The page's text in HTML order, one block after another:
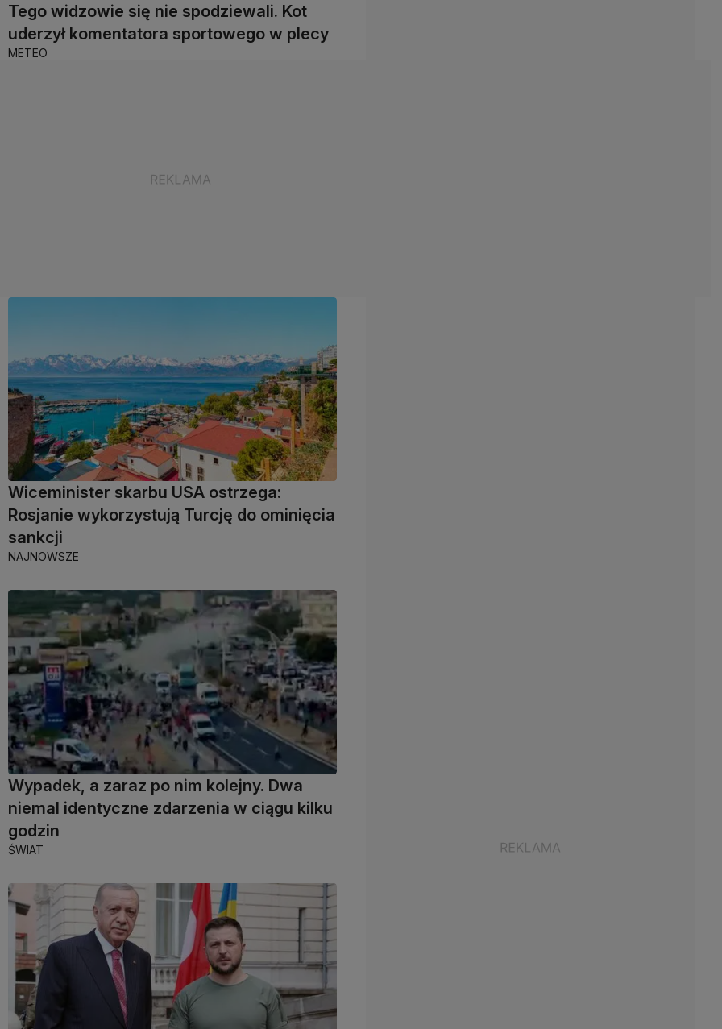
Tego widzowie się nie spodziewali. Kot
uderzył komentatora sportowego w plecy
METEO
Wiceminister skarbu USA ostrzega:
Rosjanie wykorzystują Turcję do ominięcia
sankcji
NAJNOWSZE
Wypadek, a zaraz po nim kolejny. Dwa
niemal identyczne zdarzenia w ciągu kilku
godzin
ŚWIAT